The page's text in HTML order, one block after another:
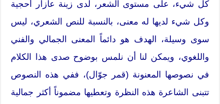
كل شيء، على مستوى الشعر، لدى زينة عازار أحجية
وكل شيء لديها له معنى، بالنسبة للنص الشعري، ليس
سوى وسيلة، الهدف هو دائماً المعنى الجمالي والفني
واللغوي، ويمكن لنا أن نلمس بوضوح صدى هذا الكلام
في نصوصها المعنونة (قمر جوّال)، ففي هذه النصوص
تتبنى الشاعرة هذه النظرة وتعطيها مضموناً أكثر جمالية